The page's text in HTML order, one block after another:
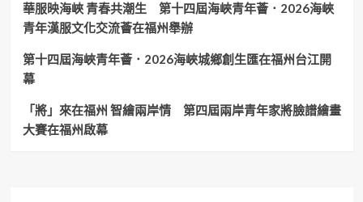
藝
術
公
織
展
現
華服映海峽 青春共潮生 第十四屆海峽青年薈．2026海峽
青年漢服文化交流薈在福州舉辦
第十四屆海峽青年薈．2026海峽城鄉創生匯在福州台江開
幕
「將」來在福州 智繪兩岸情 第四屆兩岸青年家將臉譜繪畫
大賽在福州啟幕